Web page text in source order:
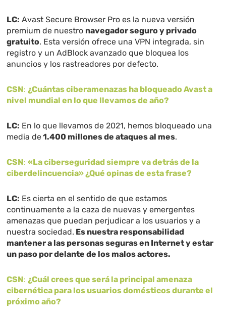
LC: Avast Secure Browser Pro es la nueva versión
premium de nuestro navegador seguro y privado
gratuito. Esta versión ofrece una VPN integrada, sin
registro y un AdBlock avanzado que bloquea los
anuncios y los rastreadores por defecto.
CSN:¿Cuántas ciberamenazas ha bloqueado Avast a
nivel mundial en lo que llevamos de año?
LC: En lo que llevamos de 2021, hemos bloqueado una
media de1.400 millones de ataques al mes.
CSN:«La ciberseguridad siempre va detrás de la
ciberdelincuencia» ¿Qué opinas de esta frase?
LC: Es cierta en el sentido de que estamos
continuamente a la caza de nuevas y emergentes
amenazas que puedan perjudicar a los usuarios y a
nuestra sociedad. Es nuestra responsabilidad
mantener a las personas seguras en Internet y estar
un paso por delante de los malos actores.
CSN:¿Cuál crees que será la principal amenaza
cibernética para los usuarios domésticos durante el
próximo año?